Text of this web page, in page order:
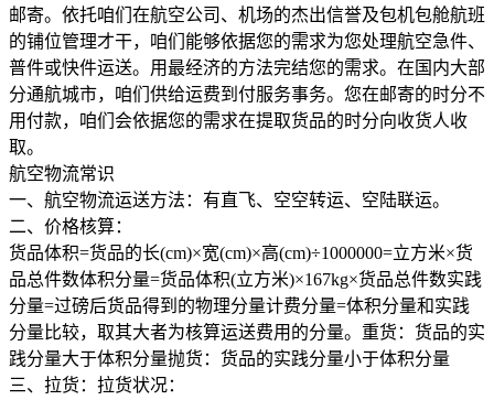
邮寄。依托咱们在航空公司、机场的杰出信誉及包机包舱航班
的铺位管理才干，咱们能够依据您的需求为您处理航空急件、
普件或快件运送。用最经济的方法完结您的需求。在国内大部
分通航城市，咱们供给运费到付服务事务。您在邮寄的时分不
用付款，咱们会依据您的需求在提取货品的时分向收货人收
取。
航空物流常识
一、航空物流运送方法：有直飞、空空转运、空陆联运。
二、价格核算：
货品体积=货品的长(cm)×宽(cm)×高(cm)÷1000000=立方米×货
品总件数体积分量=货品体积(立方米)×167kg×货品总件数实践
分量=过磅后货品得到的物理分量计费分量=体积分量和实践
分量比较，取其大者为核算运送费用的分量。重货：货品的实
践分量大于体积分量抛货：货品的实践分量小于体积分量
三、拉货：拉货状况：